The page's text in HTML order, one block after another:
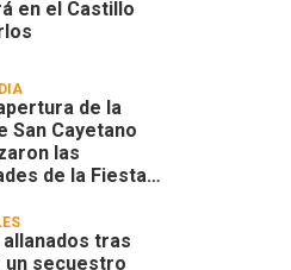
en el Castillo
de la
San Cayetano
las
de la Fiesta
tras
un secuestro